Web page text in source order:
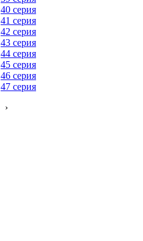
40 серия
41 серия
42 серия
43 серия
44 серия
45 серия
46 серия
47 серия
›